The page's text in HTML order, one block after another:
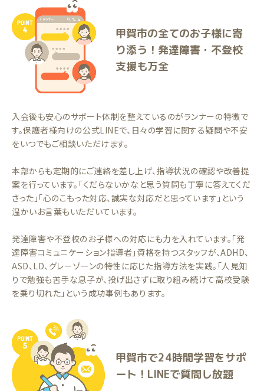
甲賀市の全てのお子様に寄
り添う！発達障害・不登校
支援も万全
入会後も安心のサポート体制を整えているのがランナーの特徴で
す。保護者様向けの公式LINEで、日々の学習に関する疑問や不安
をいつでもご相談いただけます。
本部からも定期的にご連絡を差し上げ、指導状況の確認や改善提
案を行っています。「くだらないかなと思う質問も丁寧に答えてくだ
さった」「心のこもった対応、誠実な対応だと思っています」という
温かいお言葉もいただいています。
発達障害や不登校のお子様への対応にも力を入れています。「発
達障害コミュニケーション指導者」資格を持つスタッフが、ADHD、
ASD、LD、グレーゾーンの特性に応じた指導方法を実践。「人見知
りで勉強も苦手な息子が、投げ出さずに取り組み続けて高校受験
を乗り切れた」という成功事例もあります。
甲賀市で24時間学習をサポ
ート！LINEで質問し放題